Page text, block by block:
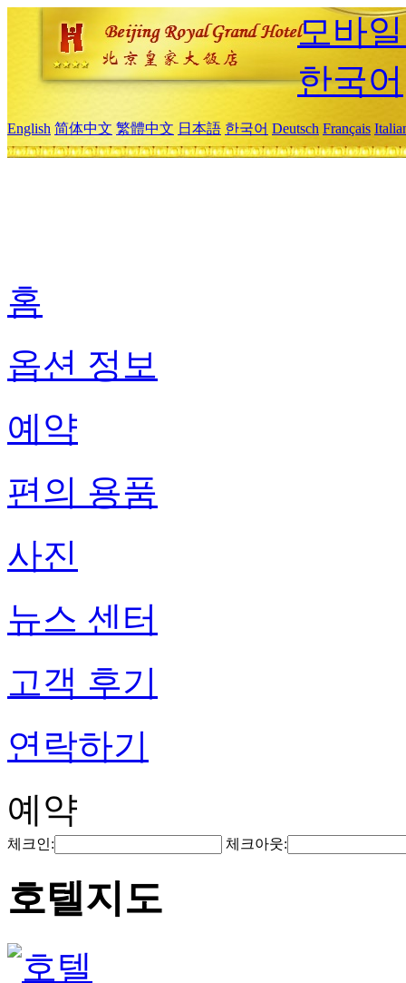
모바
한국어
English 简体中文 繁體中文 日本語 한국어 Deutsch Français
홈
옵션 정보
예약
편의 용품
사진
뉴스 센터
고객 후기
연락하기
예약
체크인: 체크아웃:
호텔지도